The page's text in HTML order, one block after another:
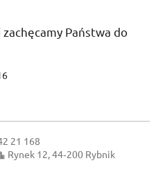
Państwa do
21 168
Rynek 12, 44‑200 Rybnik